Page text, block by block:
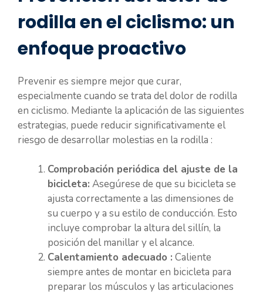
rodilla en el ciclismo: un
enfoque proactivo
Prevenir es siempre mejor que curar,
especialmente cuando se trata del dolor de rodilla
en ciclismo. Mediante la aplicación de las siguientes
estrategias, puede reducir significativamente el
riesgo de desarrollar molestias en la rodilla :
Comprobación periódica del ajuste de la
bicicleta: Asegúrese de que su bicicleta se
ajusta correctamente a las dimensiones de
su cuerpo y a su estilo de conducción. Esto
incluye comprobar la altura del sillín, la
posición del manillar y el alcance.
Calentamiento adecuado : Caliente
siempre antes de montar en bicicleta para
preparar los músculos y las articulaciones